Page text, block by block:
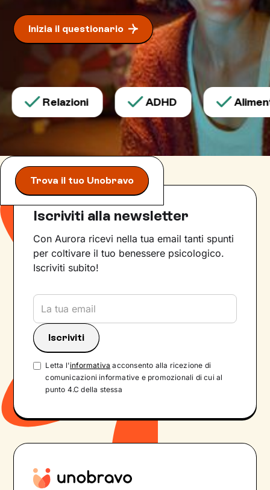
Inizia il questionario
Relazioni ADHD
Trova il tuo Unobravo
Iscriviti alla newsletter
Con Aurora ricevi nella tua email tanti spunti
per coltivare il tuo benessere psicologico.
Iscriviti subito!
Letta l'informativa acconsento alla ricezione di
comunicazioni informative e promozionali di cui al
punto 4.C della stessa